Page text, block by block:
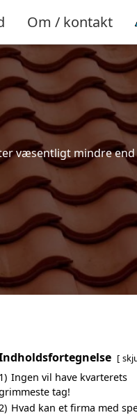
Om / kontakt
væsentligt mindre
1) Ingen vil have kvarterets
tag!
Hvad kan et firma med